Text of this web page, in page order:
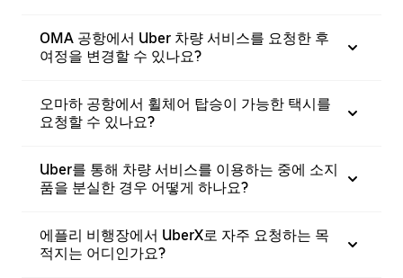
OMA 공항에서 Uber 차량 서비스를 요청한 후
여정을 변경할 수 있나요?
오마하 공항에서 휠체어 탑승이 가능한 택시를
요청할 수 있나요?
Uber를 통해 차량 서비스를 이용하는 중에 소지
품을 분실한 경우 어떻게 하나요?
에플리 비행장에서 UberX로 자주 요청하는 목
적지는 어디인가요?